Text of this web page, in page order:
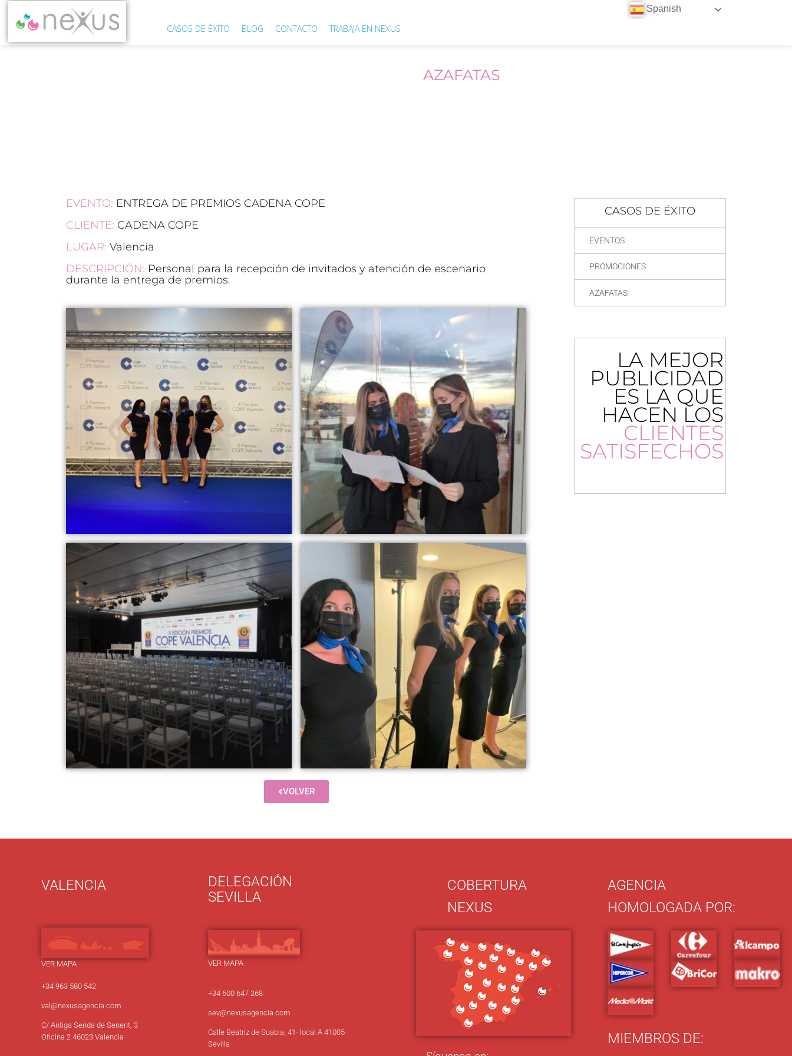
CASOS DE ÉXITO BLOG CONTACTO TRABAJA EN NEXUS
AZAFATAS
EVENTO: ENTREGA DE PREMIOS CADENA COPE
CLIENTE: CADENA COPE
LUGAR: Valencia
DESCRIPCIÓN: Personal para la recepción de invitados y atención de escenario
durante la entrega de premios.
VOLVER
CASOS DE ÉXITO
EVENTOS
PROMOCIONES
AZAFATAS
LA MEJOR
PUBLICIDAD
ES LA QUE
HACEN LOS
CLIENTES
SATISFECHOS
VALENCIA
VER MAPA
+34 963 580 542
val@nexusagencia.com
C/ Antiga Senda de Senent, 3
Oficina 2 46023 Valencia
DELEGACIÓN
SEVILLA
VER MAPA
+34 600 647 268
sev@nexusagencia.com
Calle Beatriz de Suabia, 41- local A 41005
Sevilla
COBERTURA
NEXUS
AGENCIA
HOMOLOGADA POR:
MIEMBROS DE:
Spanish